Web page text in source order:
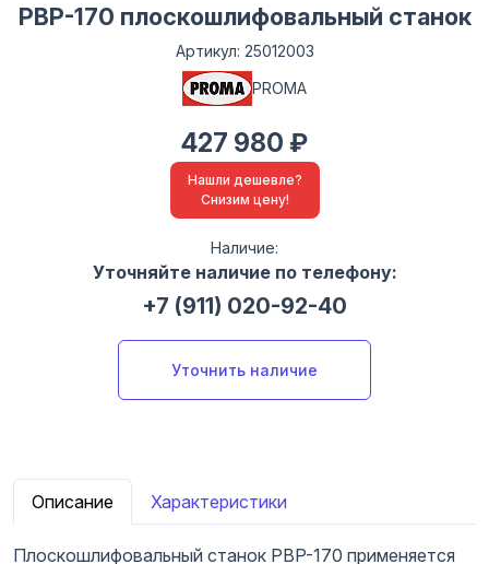
PBP-170 плоскошлифовальный станок
Артикул: 25012003
PROMA
427 980 ₽
Нашли дешевле?
Снизим цену!
Наличие:
Уточняйте наличие по телефону:
+7 (911) 020-92-40
Уточнить наличие
Описание Характеристики
Плоскошлифовальный станок PBP-170 применяется